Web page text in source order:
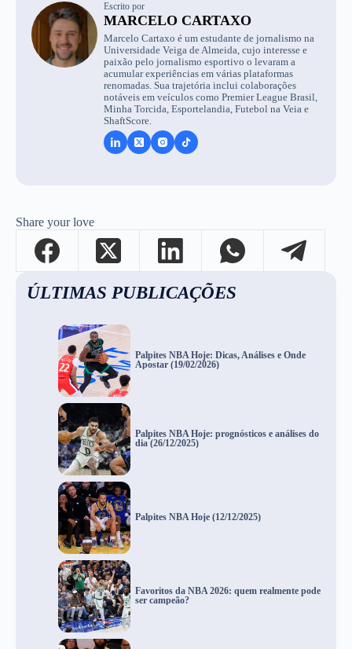
Escrito por
MARCELO CARTAXO
Marcelo Cartaxo é um estudante de jornalismo na
Universidade Veiga de Almeida, cujo interesse e
paixão pelo jornalismo esportivo o levaram a
acumular experiências em várias plataformas
renomadas. Sua trajetória inclui colaborações
notáveis em veículos como Premier League Brasil,
Minha Torcida, Esportelandia, Futebol na Veia e
ShaftScore.
Share your love
ÚLTIMAS PUBLICAÇÕES
Palpites NBA Hoje: Dicas, Análises e Onde
Apostar (19/02/2026)
Palpites NBA Hoje: prognósticos e análises do
dia (26/12/2025)
Palpites NBA Hoje (12/12/2025)
Favoritos da NBA 2026: quem realmente pode
ser campeão?